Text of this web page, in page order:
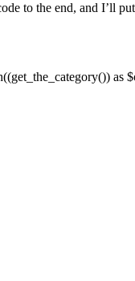
to the end, and I’ll
as